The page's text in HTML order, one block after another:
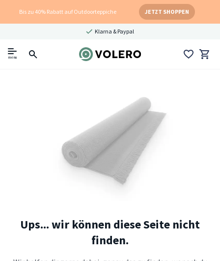
Bis zu 40% Rabatt auf Outdoorteppiche JETZT SHOPPEN
Klarna & Paypal
menu
Ups... wir können diese Seite nicht
finden.